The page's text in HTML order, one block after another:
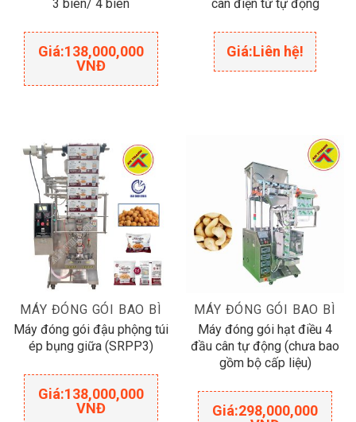
3 biên/ 4 biên
Giá:138,000,000
VNĐ
cân điện tử tự động
Giá:Liên hệ!
MÁY ĐÓNG GÓI BAO BÌ
Máy đóng gói đậu phộng túi
ép bụng giữa (SRPP3)
Giá:138,000,000
VNĐ
MÁY ĐÓNG GÓI BAO BÌ
Máy đóng gói hạt điều 4
đầu cân tự động (chưa bao
gồm bộ cấp liệu)
Giá:298,000,000